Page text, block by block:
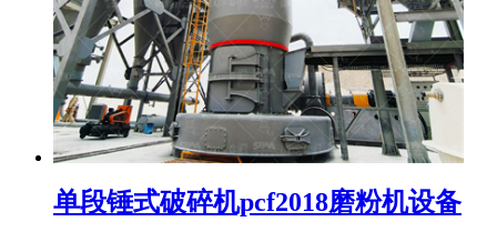
单段锤式破碎机pcf2018磨粉机设备